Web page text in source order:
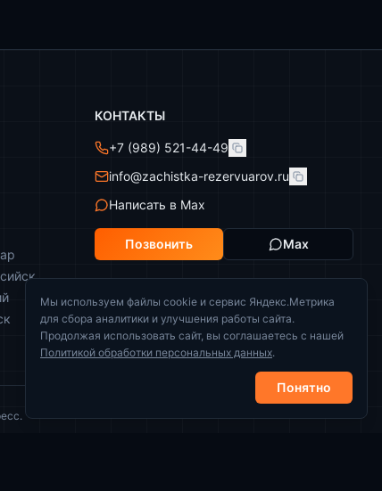
КОНТАКТЫ
+7 (989) 521-44-49
info@zachistka-rezervuarov.ru
Написать в Max
Позвонить Max
Мы используем файлы cookie и сервис Яндекс.Метрика
для сбора аналитики и улучшения работы сайта.
Продолжая использовать сайт, вы соглашаетесь с нашей
Политикой обработки персональных данных.
Понятно